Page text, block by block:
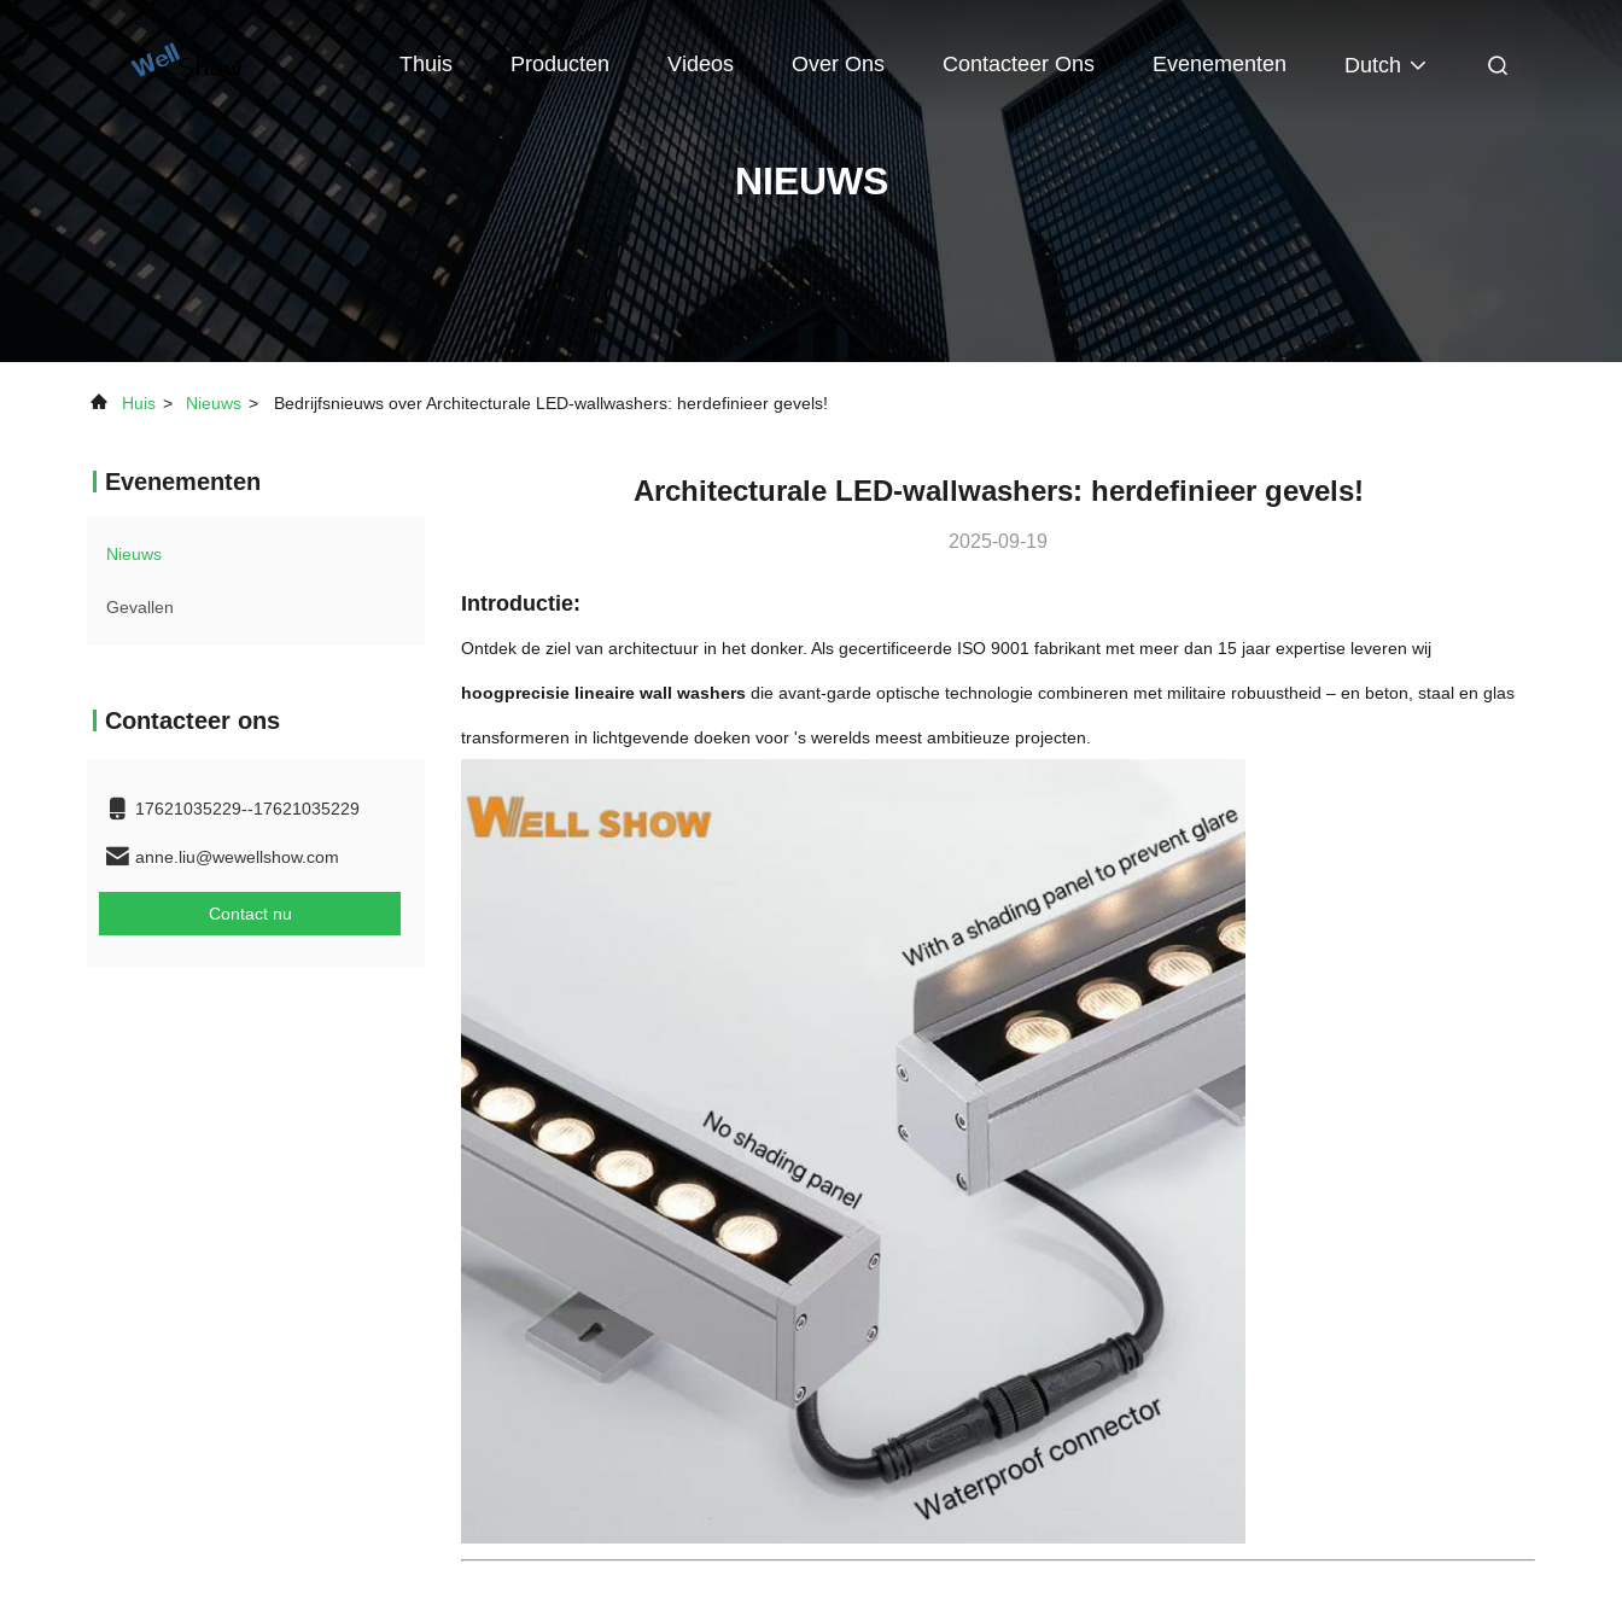
Thuis Producten Videos Over Ons Contacteer Ons Evenementen Dutch
NIEUWS
Huis > Nieuws > Bedrijfsnieuws over Architecturale LED-wallwashers: herdefinieer gevels!
Evenementen
Nieuws
Gevallen
Contacteer ons
17621035229--17621035229
anne.liu@wewellshow.com
Contact nu
Architecturale LED-wallwashers: herdefinieer gevels!
2025-09-19
Introductie:
Ontdek de ziel van architectuur in het donker. Als gecertificeerde ISO 9001 fabrikant met meer dan 15 jaar expertise leveren wij
hoogprecisie lineaire wall washers die avant-garde optische technologie combineren met militaire robuustheid – en beton, staal en glas
transformeren in lichtgevende doeken voor 's werelds meest ambitieuze projecten.